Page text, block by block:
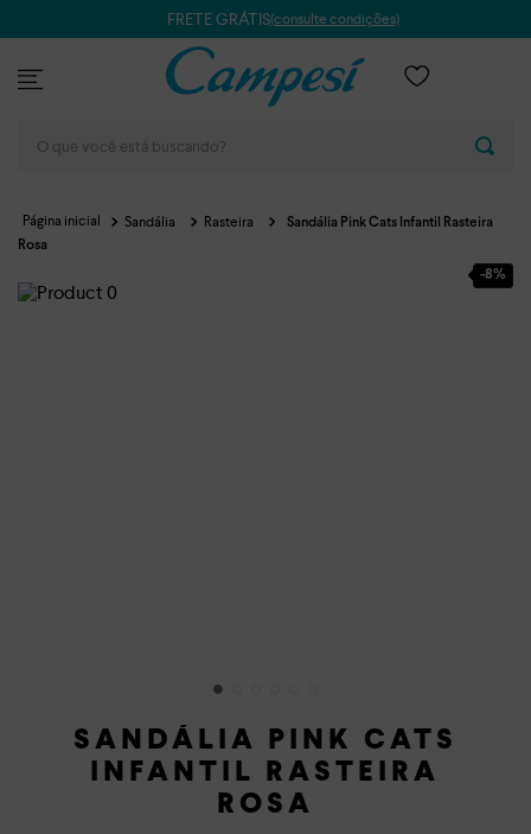
FRETE GRÁTIS(consulte condições)
Sandália Rasteira
Sandália Pink Cats Infantil Rasteira
Rosa
-8%
SANDÁLIA PINK CATS
INFANTIL RASTEIRA
ROSA